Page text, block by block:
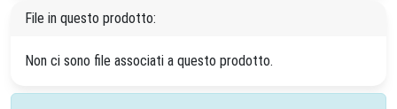
File in questo prodotto:
Non ci sono file associati a questo prodotto.